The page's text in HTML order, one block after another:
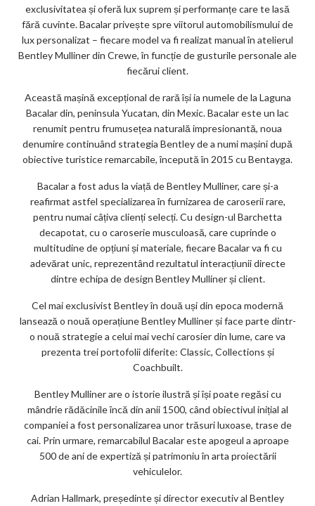
exclusivitatea și oferă lux suprem și performanțe care te lasă
fără cuvinte. Bacalar privește spre viitorul automobilismului de
lux personalizat – fiecare model va fi realizat manual în atelierul
Bentley Mulliner din Crewe, în funcție de gusturile personale ale
fiecărui client.
Această mașină excepțional de rară își ia numele de la Laguna
Bacalar din, peninsula Yucatan, din Mexic. Bacalar este un lac
renumit pentru frumusețea naturală impresionantă, noua
denumire continuând strategia Bentley de a numi mașini după
obiective turistice remarcabile, începută în 2015 cu Bentayga.
Bacalar a fost adus la viață de Bentley Mulliner, care și-a
reafirmat astfel specializarea în furnizarea de caroserii rare,
pentru numai câțiva clienți selecți. Cu design-ul Barchetta
decapotat, cu o caroserie musculoasă, care cuprinde o
multitudine de opțiuni și materiale, fiecare Bacalar va fi cu
adevărat unic, reprezentând rezultatul interacțiunii directe
dintre echipa de design Bentley Mulliner și client.
Cel mai exclusivist Bentley în două uși din epoca modernă
lansează o nouă operațiune Bentley Mulliner și face parte dintr-
o nouă strategie a celui mai vechi carosier din lume, care va
prezenta trei portofolii diferite: Classic, Collections și
Coachbuilt.
Bentley Mulliner are o istorie ilustră și își poate regăsi cu
mândrie rădăcinile încă din anii 1500, când obiectivul inițial al
companiei a fost personalizarea unor trăsuri luxoase, trase de
cai. Prin urmare, remarcabilul Bacalar este apogeul a aproape
500 de ani de expertiză și patrimoniu în arta proiectării
vehiculelor.
Adrian Hallmark, președinte și director executiv al Bentley